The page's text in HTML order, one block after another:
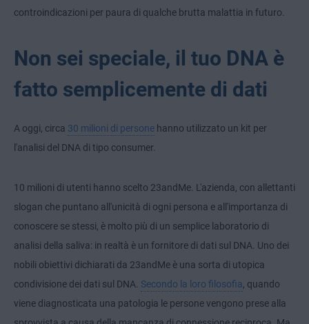
controindicazioni per paura di qualche brutta malattia in futuro.
Non sei speciale, il tuo DNA è
fatto semplicemente di dati
A oggi, circa 30 milioni di persone hanno utilizzato un kit per
l'analisi del DNA di tipo consumer.
10 milioni di utenti hanno scelto 23andMe. L'azienda, con allettanti
slogan che puntano all'unicità di ogni persona e all'importanza di
conoscere se stessi, è molto più di un semplice laboratorio di
analisi della saliva: in realtà è un fornitore di dati sul DNA. Uno dei
nobili obiettivi dichiarati da 23andMe è una sorta di utopica
condivisione dei dati sul DNA. Secondo la loro filosofia, quando
viene diagnosticata una patologia le persone vengono prese alla